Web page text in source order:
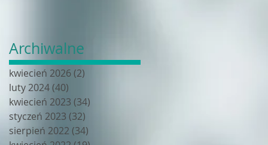
Archiwalne
kwiecień 2026 (2)
luty 2024(40)
kwiecień 2023 (34)
styczeń 2023 (32)
sierpień 2022 (34)